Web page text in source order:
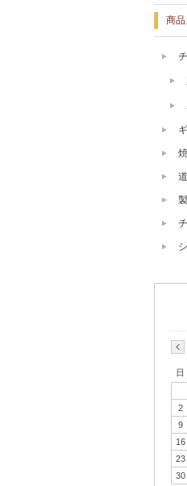
商品
日
2
9
16
23
30